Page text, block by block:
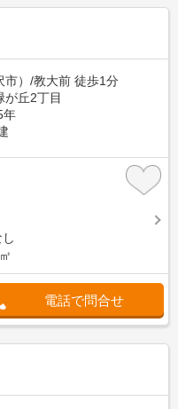
市）/教大前 徒歩1分
が丘2丁目
年
電話で問合せ